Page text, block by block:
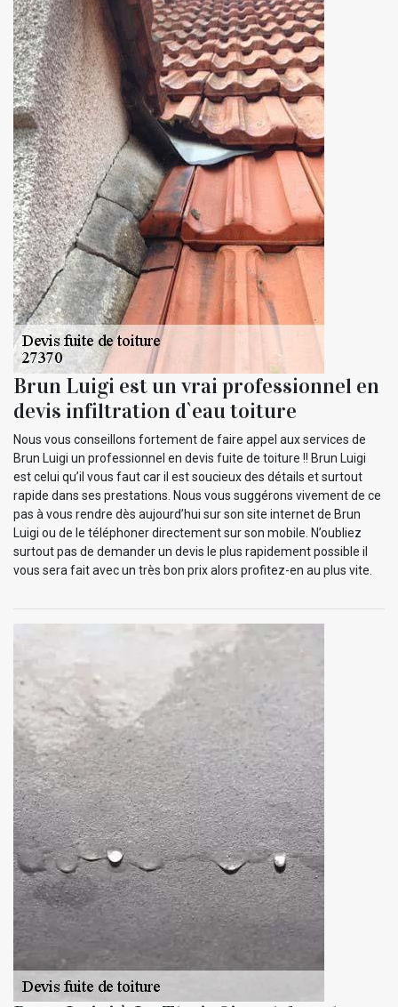
Brun Luigi est un vrai professionnel en
devis infiltration d`eau toiture
Nous vous conseillons fortement de faire appel aux services de
Brun Luigi un professionnel en devis fuite de toiture !! Brun Luigi
est celui qu’il vous faut car il est soucieux des détails et surtout
rapide dans ses prestations. Nous vous suggérons vivement de ce
pas à vous rendre dès aujourd’hui sur son site internet de Brun
Luigi ou de le téléphoner directement sur son mobile. N’oubliez
surtout pas de demander un devis le plus rapidement possible il
vous sera fait avec un très bon prix alors profitez-en au plus vite.